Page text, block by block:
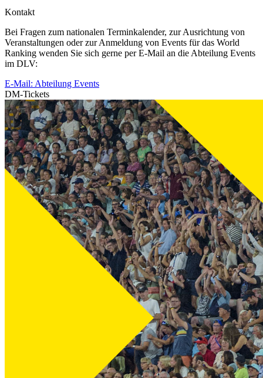
Kontakt
Bei Fragen zum nationalen Terminkalender, zur Ausrichtung von
Veranstaltungen oder zur Anmeldung von Events für das World
Ranking wenden Sie sich gerne per E-Mail an die Abteilung Events
im DLV:
E-Mail: Abteilung Events
DM-Tickets